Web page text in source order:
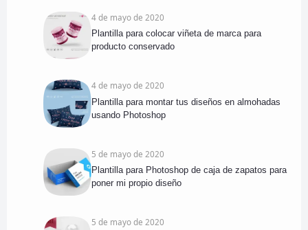
4 de mayo de 2020
Plantilla para colocar viñeta de marca para
producto conservado
4 de mayo de 2020
Plantilla para montar tus diseños en almohadas
usando Photoshop
5 de mayo de 2020
Plantilla para Photoshop de caja de zapatos para
poner mi propio diseño
5 de mayo de 2020